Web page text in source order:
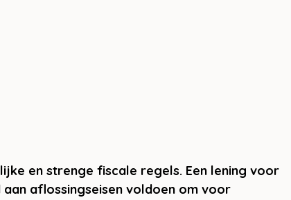
en strenge fiscale regels. Een lening voor
aflossingseisen voldoen om voor